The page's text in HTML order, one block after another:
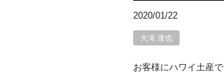
2020/01/22
大滝 達也
お客様にハワイ土産で